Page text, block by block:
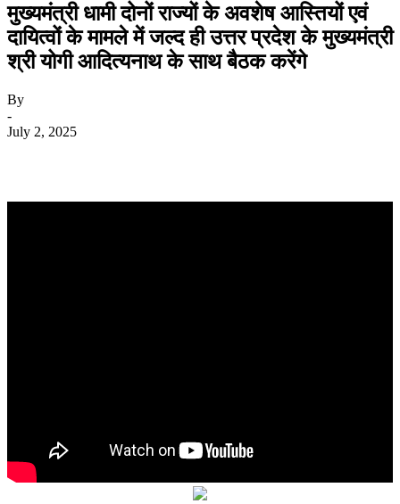
मुख्यमंत्री धामी दोनों राज्यों के अवशेष आस्तियों एवं
दायित्वों के मामले में जल्द ही उत्तर प्रदेश के मुख्यमंत्री
श्री योगी आदित्यनाथ के साथ बैठक करेंगे
By
-
July 2, 2025